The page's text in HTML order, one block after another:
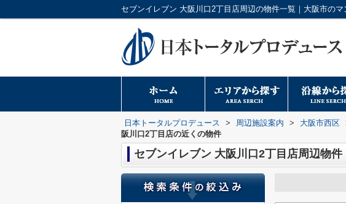
日本トータルプロデュース > 周辺施設案内 > 大阪市西区
阪川口2丁目店の近くの物件
セブンイレブン 大阪川口2丁目店周辺物件